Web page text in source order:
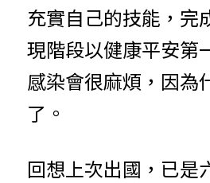
充實自己的技能，完
現階段以健康平安第
感染會很麻煩，因為
了。
回想上次出國，已是